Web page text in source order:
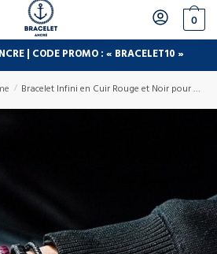
0
| CODE PROMO : « BRACELET10 »
/ Bracelet Infini en Cuir Rouge et Noir pour Homme